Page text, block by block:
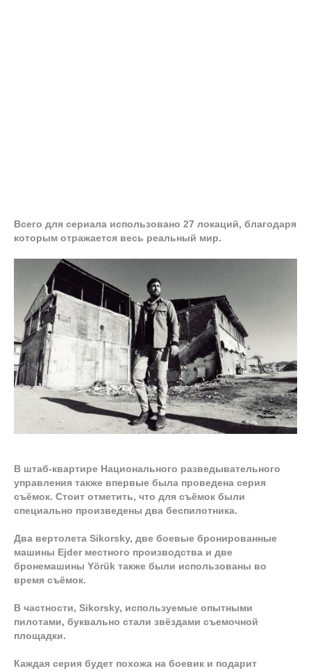
Всего для сериала использовано 27 локаций, благодаря
которым отражается весь реальный мир.
В штаб-квартире Национального разведывательного
управления также впервые была проведена серия
съёмок. Стоит отметить, что для съёмок были
специально произведены два беспилотника.
Два вертолета Sikorsky, две боевые бронированные
машины Ejder местного производства и две
бронемашины Yörük также были использованы во
время съёмок.
В частности, Sikorsky, используемые опытными
пилотами, буквально стали звёздами съемочной
площадки.
Каждая серия будет похожа на боевик и подарит